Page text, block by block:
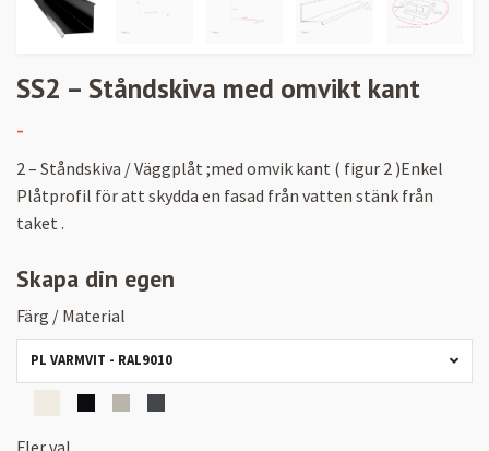
SS2 – Ståndskiva med omvikt kant
-
2 – Ståndskiva / Väggplåt ;med omvik kant ( figur 2 )Enkel
Plåtprofil för att skydda en fasad från vatten stänk från
taket .
Skapa din egen
Färg / Material
PL VARMVIT - RAL9010